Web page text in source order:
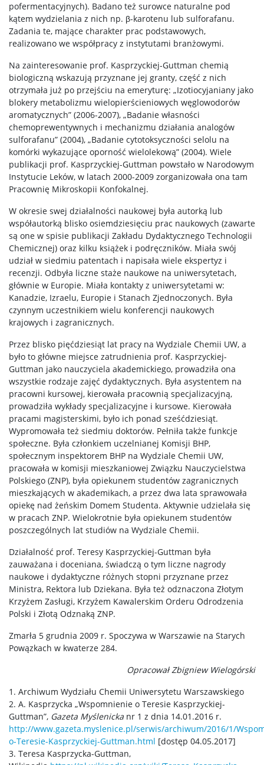
pofermentacyjnych). Badano też surowce naturalne pod
kątem wydzielania z nich np. β-karotenu lub sulforafanu.
Zadania te, mające charakter prac podstawowych,
realizowano we współpracy z instytutami branżowymi.
Na zainteresowanie prof. Kasprzyckiej-Guttman chemią
biologiczną wskazują przyznane jej granty, część z nich
otrzymała już po przejściu na emeryturę: „Izotiocyjaniany jako
blokery metabolizmu wielopierścieniowych węglowodorów
aromatycznych” (2006-2007), „Badanie własności
chemoprewentywnych i mechanizmu działania analogów
sulforafanu” (2004), „Badanie cytotoksyczności selolu na
komórki wykazujące oporność wielolekową” (2004). Wiele
publikacji prof. Kasprzyckiej-Guttman powstało w Narodowym
Instytucie Leków, w latach 2000-2009 zorganizowała ona tam
Pracownię Mikroskopii Konfokalnej.
W okresie swej działalności naukowej była autorką lub
współautorką blisko osiemdziesięciu prac naukowych (zawarte
są one w spisie publikacji Zakładu Dydaktycznego Technologii
Chemicznej) oraz kilku książek i podręczników. Miała swój
udział w siedmiu patentach i napisała wiele ekspertyz i
recenzji. Odbyła liczne staże naukowe na uniwersytetach,
głównie w Europie. Miała kontakty z uniwersytetami w:
Kanadzie, Izraelu, Europie i Stanach Zjednoczonych. Była
czynnym uczestnikiem wielu konferencji naukowych
krajowych i zagranicznych.
Przez blisko pięćdziesiąt lat pracy na Wydziale Chemii UW, a
było to główne miejsce zatrudnienia prof. Kasprzyckiej-
Guttman jako nauczyciela akademickiego, prowadziła ona
wszystkie rodzaje zajęć dydaktycznych. Była asystentem na
pracowni kursowej, kierowała pracownią specjalizacyjną,
prowadziła wykłady specjalizacyjne i kursowe. Kierowała
pracami magisterskimi, było ich ponad sześćdziesiąt.
Wypromowała też siedmiu doktorów. Pełniła także funkcje
społeczne. Była członkiem uczelnianej Komisji BHP,
społecznym inspektorem BHP na Wydziale Chemii UW,
pracowała w komisji mieszkaniowej Związku Nauczycielstwa
Polskiego (ZNP), była opiekunem studentów zagranicznych
mieszkających w akademikach, a przez dwa lata sprawowała
opiekę nad żeńskim Domem Studenta. Aktywnie udzielała się
w pracach ZNP. Wielokrotnie była opiekunem studentów
poszczególnych lat studiów na Wydziale Chemii.
Działalność prof. Teresy Kasprzyckiej-Guttman była
zauważana i doceniana, świadczą o tym liczne nagrody
naukowe i dydaktyczne różnych stopni przyznane przez
Ministra, Rektora lub Dziekana. Była też odznaczona Złotym
Krzyżem Zasługi, Krzyżem Kawalerskim Orderu Odrodzenia
Polski i Złotą Odznaką ZNP.
Zmarła 5 grudnia 2009 r. Spoczywa w Warszawie na Starych
Powązkach w kwaterze 284.
Opracował Zbigniew Wielogórski
1. Archiwum Wydziału Chemii Uniwersytetu Warszawskiego
2. A. Kasprzycka „Wspomnienie o Teresie Kasprzyckiej-
Guttman”, Gazeta Myślenicka nr 1 z dnia 14.01.2016 r.
http://www.gazeta.myslenice.pl/serwis/archiwum/2016/1/
o-Teresie-Kasprzyckiej-Guttman.html [dostęp 04.05.2017]
3. Teresa Kasprzycka-Guttman,